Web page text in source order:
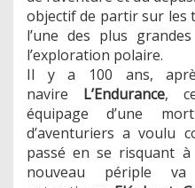
objectif de partir sur les
l’une des plus
l’exploration polaire.
Il y a 100 ans,
navire L’Endurance,
équipage d’une
d’aventuriers a voulu
passé en se risquant
nouveau périple